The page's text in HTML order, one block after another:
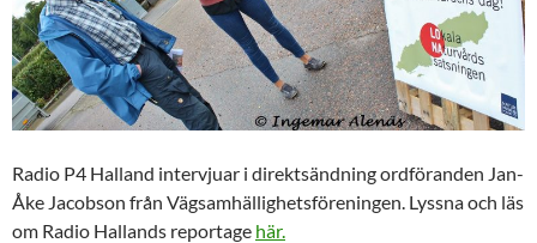
Radio P4 Halland intervjuar i direktsändning ordföranden Jan-
Åke Jacobson från Vägsamhällighetsföreningen. Lyssna och läs
om Radio Hallands reportage här.